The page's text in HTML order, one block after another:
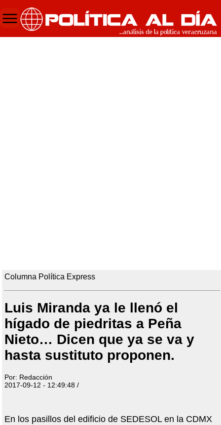
Columna Política Express
Luis Miranda ya le llenó el
hígado de piedritas a Peña
Nieto… Dicen que ya se va y
hasta sustituto proponen.
Por: Redacción
2017-09-12 - 12:49:48 /
En los pasillos del edificio de SEDESOL en la CDMX